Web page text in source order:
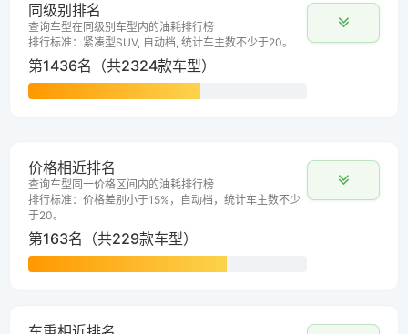
同级别排名
查询车型在同级别车型内的油耗排行榜
排行标准：紧凑型SUV, 自动档, 统计车主数不少于20。
第1436名（共2324款车型）
价格相近排名
查询车型同一价格区间内的油耗排行榜
排行标准：价格差别小于15%，自动档，统计车主数不少
于20。
第163名（共229款车型）